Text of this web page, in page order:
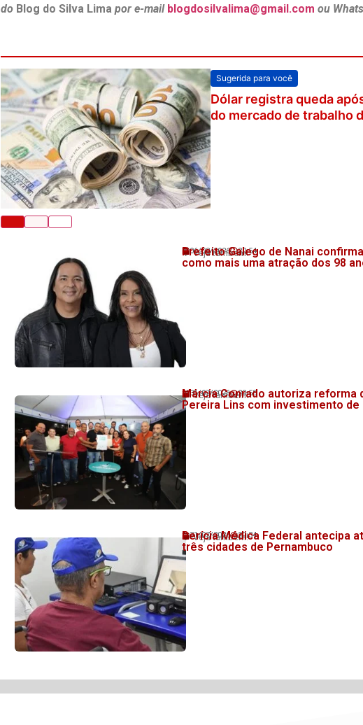
doBlog do Silva Lima por e-mail blogdosilvalima@gmail.com ou
Sugerida para você
Dólar registra queda
do mercado de trabalho
💬 Veja também!
06/08/2026 20:54
Prefeito Galego de Nanai
como mais uma atração dos 98
💬 Veja também!
31/07/2026 20:58
Márcia Conrado autoriza reforma
Pereira Lins com investimento de
💬 Veja também!
31/07/2026 20:34
Perícia Médica Federal antecipa
três cidades de Pernambuco